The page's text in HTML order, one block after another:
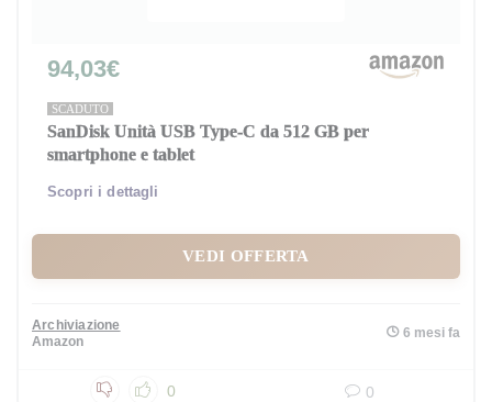
94,03€
SCADUTO
SanDisk Unità USB Type-C da 512 GB per
smartphone e tablet
Scopri i dettagli
VEDI OFFERTA
Archiviazione
Amazon
6 mesi fa
0 0